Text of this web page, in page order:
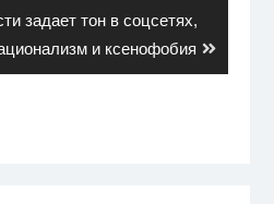
задает тон в соцсетях,
и ксенофобия